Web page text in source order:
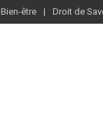
Bien-être Droit de